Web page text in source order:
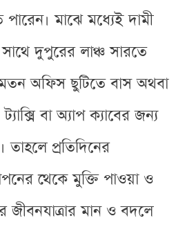
মাঝে মধ্যেই দামী
সাথে দুপুরের লাঞ্চ সারতে
মতন অফিস ছুটিতে বাস অথবা
বা অ্যাপ ক্যাবের জন্য
প্রতিদিনের
থেকে মুক্তি পাওয়া ও
জীবনযাত্রার মান ও বদলে